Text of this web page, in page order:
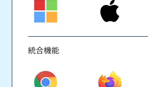
統合機能